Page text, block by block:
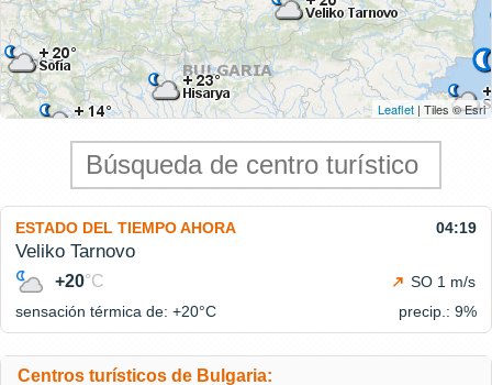
Leaflet | Tiles © Esri
ESTADO DEL TIEMPO AHORA 04:19
Veliko Tarnovo
+20°C
SO 1 m/s
sensación térmica de: +20°C precip.: 9%
Centros turísticos de Bulgaria: